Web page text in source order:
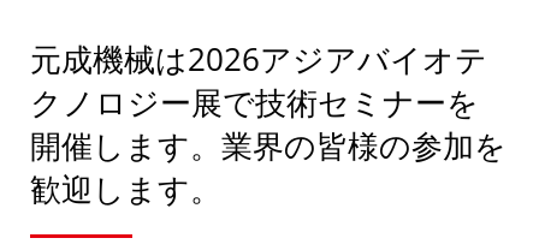
元成機械は2026アジアバイオテ
クノロジー展で技術セミナーを
開催します。業界の皆様の参加を
歓迎します。